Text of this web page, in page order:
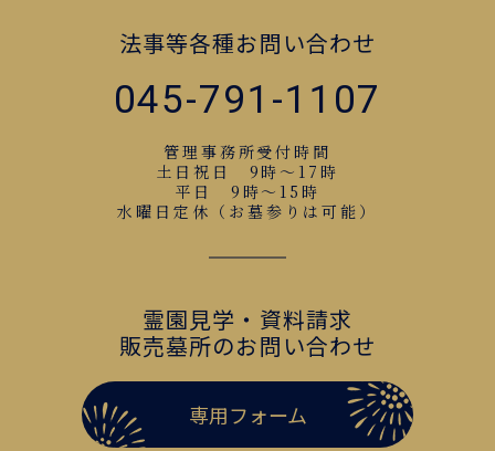
法事等各種お問い合わせ
045-791-1107
管理事務所受付時間
土日祝日 9時～17時
平日 9時～15時
水曜日定休（お墓参りは可能）
霊園見学・資料請求
販売墓所のお問い合わせ
専用フォーム